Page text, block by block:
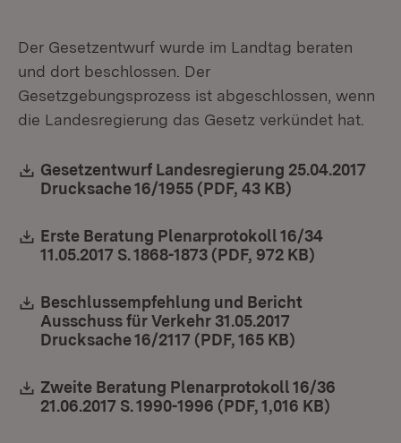
Der Gesetzentwurf wurde im Landtag beraten
und dort beschlossen. Der
Gesetzgebungsprozess ist abgeschlossen, wenn
die Landesregierung das Gesetz verkündet hat.
Download:
Gesetzentwurf Landesregierung 25.04.2017
Drucksache 16/1955 (PDF, 43 KB)
Download:
Erste Beratung Plenarprotokoll 16/34
11.05.2017 S. 1868-1873 (PDF, 972 KB)
Download:
Beschlussempfehlung und Bericht
Ausschuss für Verkehr 31.05.2017
Drucksache 16/2117 (PDF, 165 KB)
Download:
Zweite Beratung Plenarprotokoll 16/36
21.06.2017 S. 1990-1996 (PDF, 1,016 KB)